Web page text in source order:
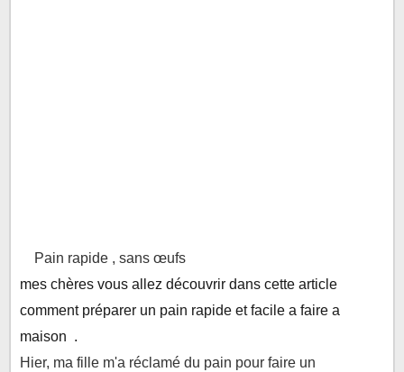
Pain rapide , sans œufs
mes chères vous allez découvrir dans cette article
comment préparer un pain rapide et facile a faire a
maison .
Hier, ma fille m'a réclamé du pain pour faire un